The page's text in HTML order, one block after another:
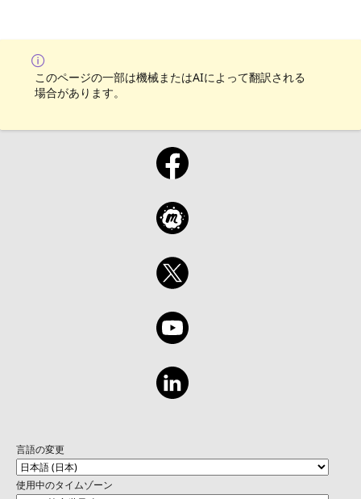
このページの一部は機械またはAIによって翻訳される
場合があります。
言語の変更
使用中のタイムゾーン